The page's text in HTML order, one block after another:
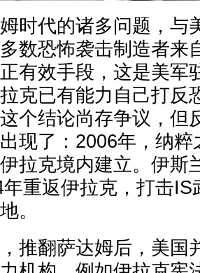
时代的诸多问题，与
数恐怖袭击制造者来
有效手段，这是美军
克已有能力自己打反
个结论尚存争议，但
现了：2006年，纳
拉克境内建立。伊斯
重返伊拉克，打击IS
。
推翻萨达姆后，美国